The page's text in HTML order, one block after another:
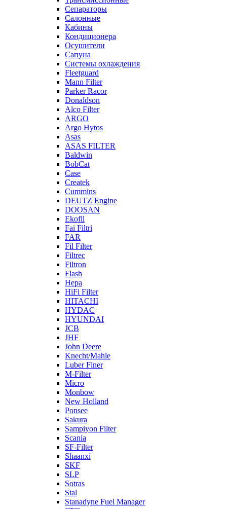
Сепараторы
Салонные
Кабины
Кондиционера
Осушители
Сапуна
Системы охлаждения
Fleetguard
Mann Filter
Parker Racor
Donaldson
Alco Filter
ARGO
Argo Hytos
Asas
ASAS FILTER
Baldwin
BobCat
Case
Createk
Cummins
DEUTZ Engine
DOOSAN
Ekofil
Fai Filtri
FAR
Fil Filter
Filtrec
Filtron
Flash
Hepa
HiFi Filter
HITACHI
HYDAC
HYUNDAI
JCB
JHF
John Deere
Knecht/Mahle
Luber Finer
M-Filter
Micro
Monbow
New Holland
Ponsee
Sakura
Sampiyon Filter
Scania
SF-Filter
Shaanxi
SKF
SLP
Sotras
Stal
Stanadyne Fuel Manager